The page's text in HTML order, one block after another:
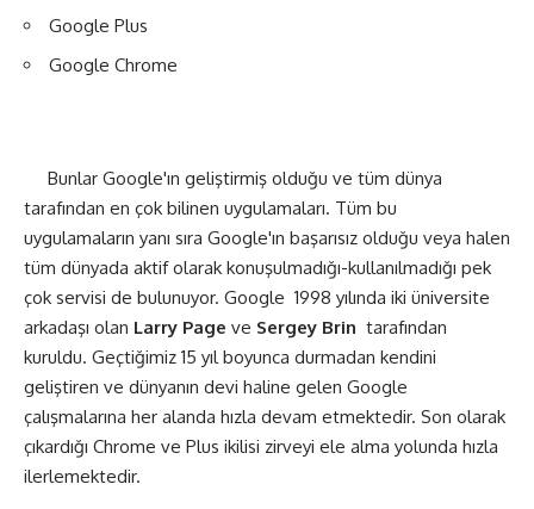
Google Plus
Google Chrome
Bunlar Google'ın geliştirmiş olduğu ve tüm dünya
tarafından en çok bilinen uygulamaları. Tüm bu
uygulamaların yanı sıra Google'ın başarısız olduğu veya halen
tüm dünyada aktif olarak konuşulmadığı-kullanılmadığı pek
çok servisi de bulunuyor. Google 1998 yılında iki üniversite
arkadaşı olan Larry Page ve Sergey Brin tarafından
kuruldu. Geçtiğimiz 15 yıl boyunca durmadan kendini
geliştiren ve dünyanın devi haline gelen Google
çalışmalarına her alanda hızla devam etmektedir. Son olarak
çıkardığı Chrome ve Plus ikilisi zirveyi ele alma yolunda hızla
ilerlemektedir.